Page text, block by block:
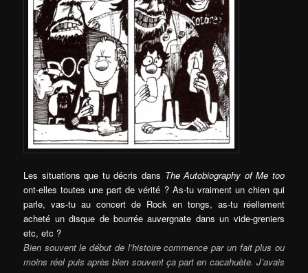
Les situations que tu décris dans The Autobiography of Me too
ont-elles toutes une part de vérité ? As-tu vraiment un chien qui
parle, vas-tu au concert de Rock en tongs, as-tu réellement
acheté un disque de bourrée auvergnate dans un vide-greniers
etc, etc ?
Bien souvent le début de l’histoire commence par un fait plus ou
moins réel puis après bien souvent ça part en cacahuète. J’avais